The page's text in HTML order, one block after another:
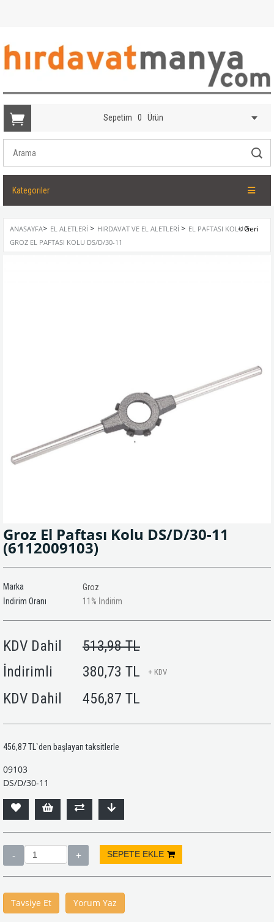
Sepetim 0 Ürün
Kategoriler
ANASAYFA> EL ALETLERI > HIRDAVAT VE EL ALETLERI > EL PAFTASI KOLU>
GROZ EL PAFTASI KOLU DS/D/30-11
Groz El Paftası Kolu DS/D/30-11
(6112009103)
Marka
Groz
İndirim Oranı
%
11 İndirim
KDV Dahil
513,98 TL
İndirimli
380,73 TL + KDV
KDV Dahil 456,87 TL
456,87 TL`den başlayan taksitlerle
09103
DS/D/30-11
Tavsiye Et Yorum Yaz